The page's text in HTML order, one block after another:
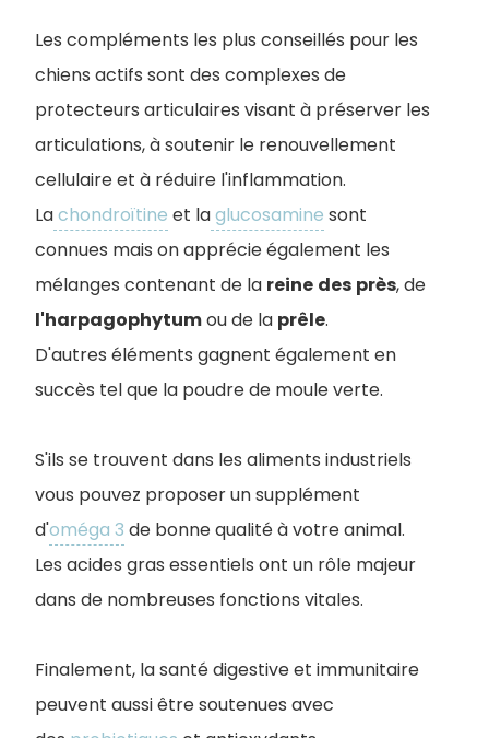
Les compléments les plus conseillés pour les
chiens actifs sont des complexes de
protecteurs articulaires visant à préserver les
articulations, à soutenir le renouvellement
cellulaire et à réduire l'inflammation.
Lachondroïtine et laglucosamine sont
connues mais on apprécie également les
mélanges contenant de la reine des près, de
l'harpagophytumou de la prêle.
D'autres éléments gagnent également en
succès tel que la poudre de moule verte.
S'ils se trouvent dans les aliments industriels
vous pouvez proposer un supplément
d'oméga 3 de bonne qualité à votre animal.
Les acides gras essentiels ont un rôle majeur
dans de nombreuses fonctions vitales.
Finalement, la santé digestive et immunitaire
peuvent aussi être soutenues avec